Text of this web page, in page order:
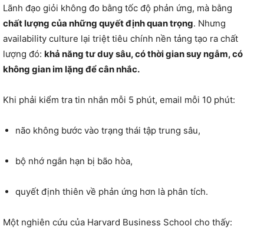
Lãnh đạo giỏi không đo bằng tốc độ phản ứng, mà bằng
chất lượng của những quyết định quan trọng. Nhưng
availability culture lại triệt tiêu chính nền tảng tạo ra chất
lượng đó: khả năng tư duy sâu, có thời gian suy ngẫm, có
không gian im lặng để cân nhắc.
Khi phải kiểm tra tin nhắn mỗi 5 phút, email mỗi 10 phút:
não không bước vào trạng thái tập trung sâu,
bộ nhớ ngắn hạn bị bão hòa,
quyết định thiên về phản ứng hơn là phân tích.
Một nghiên cứu của Harvard Business School cho thấy: